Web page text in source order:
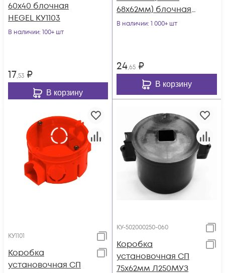
60х40 блочная
HEGEL КУ1103
В наличии: 100+ шт
17,53 ₽
В корзину
68х62мм) блочная
HEGEL КУ1102
В наличии: 1 000+ шт
24,65 ₽
В корзину
КУ1101
Коробка
установочная СП
КУ-502000250-060
Коробка
установочная СП
75х62мм Л250МУЗ